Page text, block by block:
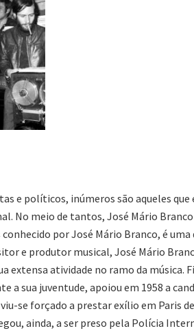
e políticos, inúmeros são aqueles
No meio de tantos, José Mário
por José Mário Branco, é uma
e produtor musical, José Mário
extensa atividade no ramo da música.
a sua juventude, apoiou em 1958 a
se forçado a prestar exílio em Paris
ainda, a ser preso pela Polícia